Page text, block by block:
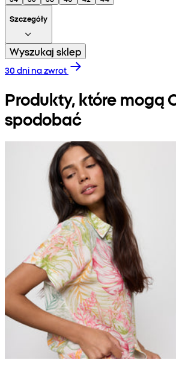
Szczegóły
Wyszukaj sklep
30 dni na zwrot
Produkty, które mogą
spodobać